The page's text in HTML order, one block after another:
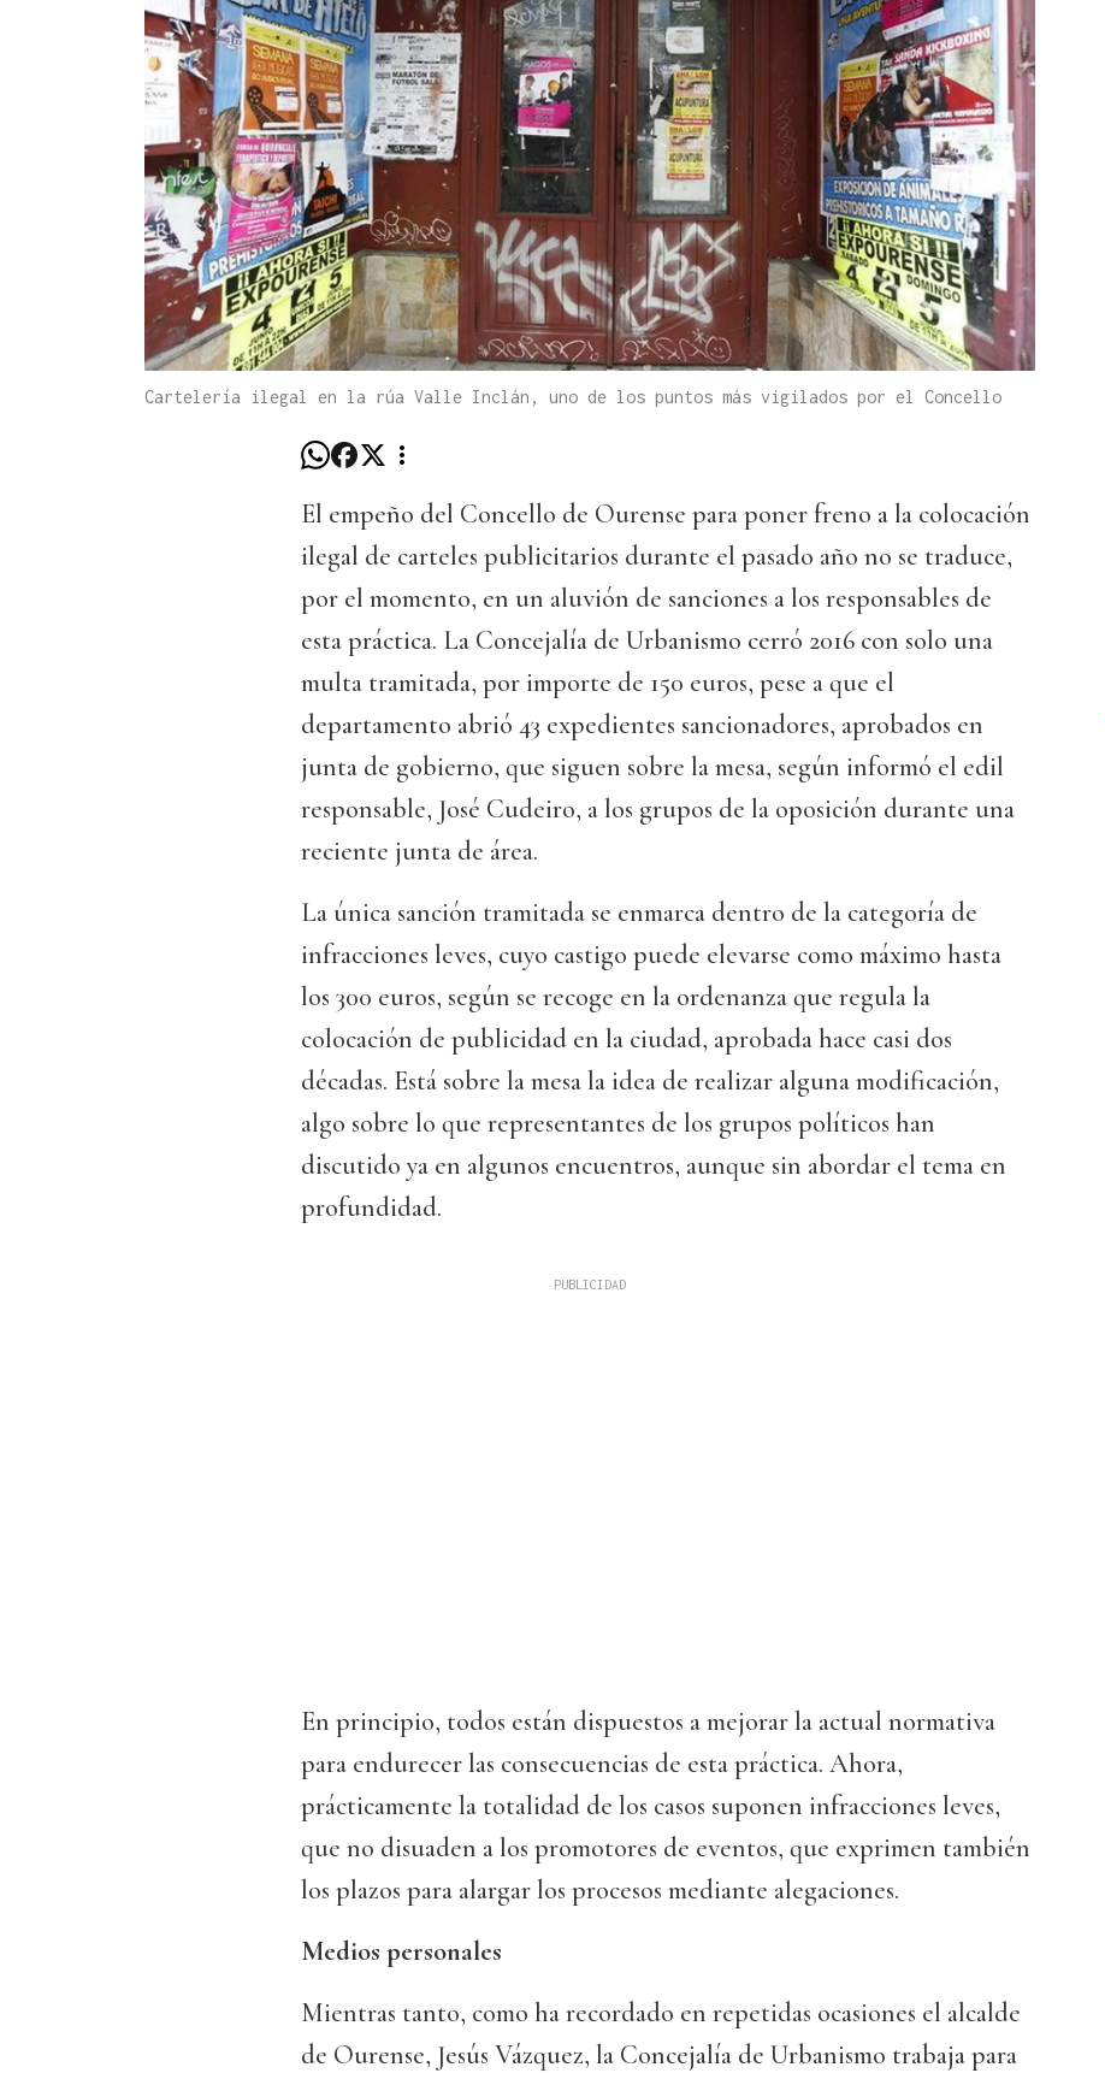
Cartelería ilegal en la rúa Valle Inclán, uno de los puntos más vigilados por el Concello
El empeño del Concello de Ourense para poner freno a la colocación
ilegal de carteles publicitarios durante el pasado año no se traduce,
por el momento, en un aluvión de sanciones a los responsables de
esta práctica. La Concejalía de Urbanismo cerró 2016 con solo una
multa tramitada, por importe de 150 euros, pese a que el
departamento abrió 43 expedientes sancionadores, aprobados en
junta de gobierno, que siguen sobre la mesa, según informó el edil
responsable, José Cudeiro, a los grupos de la oposición durante una
reciente junta de área.
La única sanción tramitada se enmarca dentro de la categoría de
infracciones leves, cuyo castigo puede elevarse como máximo hasta
los 300 euros, según se recoge en la ordenanza que regula la
colocación de publicidad en la ciudad, aprobada hace casi dos
décadas. Está sobre la mesa la idea de realizar alguna modificación,
algo sobre lo que representantes de los grupos políticos han
discutido ya en algunos encuentros, aunque sin abordar el tema en
profundidad.
En principio, todos están dispuestos a mejorar la actual normativa
para endurecer las consecuencias de esta práctica. Ahora,
prácticamente la totalidad de los casos suponen infracciones leves,
que no disuaden a los promotores de eventos, que exprimen también
los plazos para alargar los procesos mediante alegaciones.
Medios personales
Mientras tanto, como ha recordado en repetidas ocasiones el alcalde
de Ourense, Jesús Vázquez, la Concejalía de Urbanismo trabaja para